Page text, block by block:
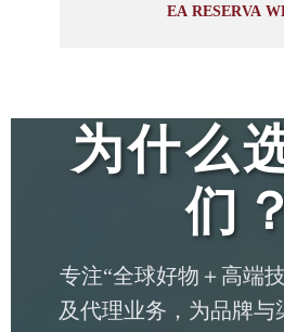
EA RESERVA
为什么
们？
专注“全球好物＋高端
及代理业务，为品牌与